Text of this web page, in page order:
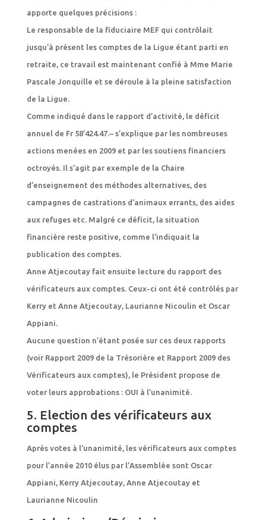
apporte quelques précisions :
Le responsable de la fiduciaire MEF qui contrôlait
jusqu’à présent les comptes de la Ligue étant parti en
retraite, ce travail est maintenant confié à Mme Marie
Pascale Jonquille et se déroule à la pleine satisfaction
de la Ligue.
Comme indiqué dans le rapport d’activité, le déficit
annuel de Fr 58’424.47.– s’explique par les nombreuses
actions menées en 2009 et par les soutiens financiers
octroyés. Il s’agit par exemple de la Chaire
d’enseignement des méthodes alternatives, des
campagnes de castrations d’animaux errants, des aides
aux refuges etc. Malgré ce déficit, la situation
financière reste positive, comme l’indiquait la
publication des comptes.
Anne Atjecoutay fait ensuite lecture du rapport des
vérificateurs aux comptes. Ceux-ci ont été contrôlés par
Kerry et Anne Atjecoutay, Laurianne Nicoulin et Oscar
Appiani.
Aucune question n’étant posée sur ces deux rapports
(voir Rapport 2009 de la Trésorière et Rapport 2009 des
Vérificateurs aux comptes), le Président propose de
voter leurs approbations : OUI à l’unanimité.
5. Election des vérificateurs aux
comptes
Après votes à l’unanimité, les vérificateurs aux comptes
pour l’année 2010 élus par l’Assemblée sont Oscar
Appiani, Kerry Atjecoutay, Anne Atjecoutay et
Laurianne Nicoulin